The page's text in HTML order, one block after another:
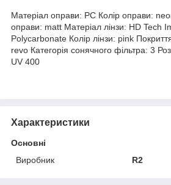
Матеріал оправи: PC Колір оправи:
оправи: matt Матеріал лінзи: HD Tech
Polycarbonate Колір лінзи: pink
revo Категорія сонячного фільтра: 3
UV 400
Характеристики
Основні
Виробник
R2